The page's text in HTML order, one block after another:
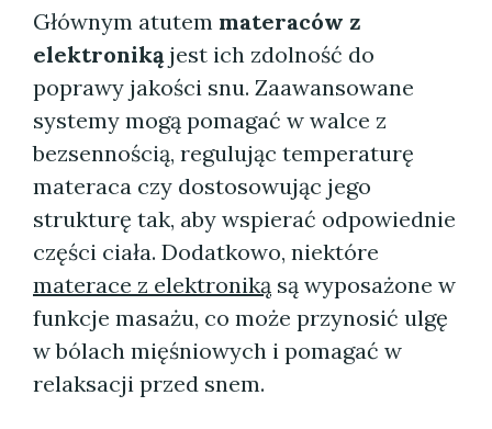
Głównym atutem materaców z
elektronikąjest ich zdolność do
poprawy jakości snu. Zaawansowane
systemy mogą pomagać w walce z
bezsennością, regulując temperaturę
materaca czy dostosowując jego
strukturę tak, aby wspierać odpowiednie
części ciała. Dodatkowo, niektóre
materace z elektroniką są wyposażone w
funkcje masażu, co może przynosić ulgę
w bólach mięśniowych i pomagać w
relaksacji przed snem.